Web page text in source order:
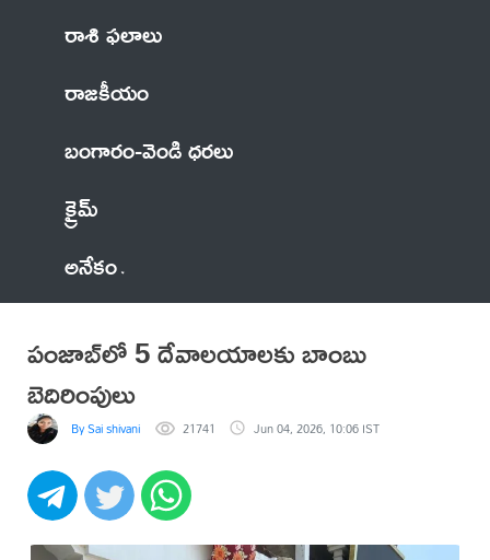
రాశి ఫలాలు
రాజకీయం
బంగారం-వెండి ధరలు
క్రైమ్
అనేకం
పంజాబ్‌లో 5 దేవాలయాలకు బాంబు
బెదిరింపులు
By Sai shivani 21741 Jun 04, 2026, 10:06 IST